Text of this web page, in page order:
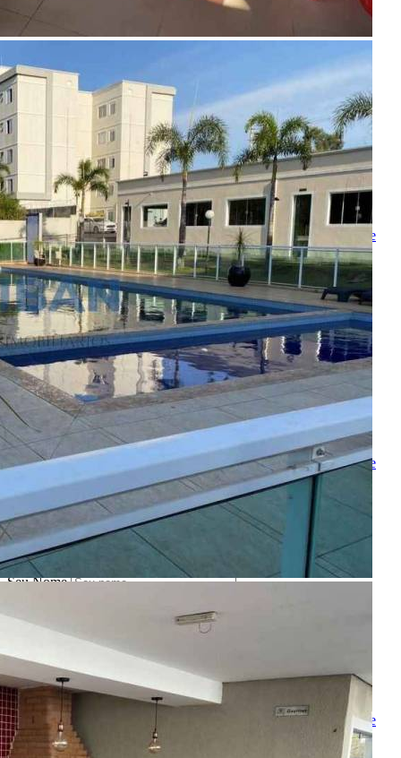
Enviado com sucesso!
Entre em contato
Nome
E-mail
Telefone
Mensagem
Ao ENVIAR você concorda com os
Termos de Usoe
Política de
Privacidade
enviar mensagem
OU
converse pelo whatsapp
Ligamos para você
Nome
Telefone
Melhor horário para ligar
Ao ENVIAR você concorda com os Termos de UsoePolítica de
Solicitar Ligação
Indique este imóvel
Seu Nome
Seu e-mail
E-mail do amigo
Mensagem
Ao ENVIAR você concorda com os
Termos de Usoe
Política de
Privacidade